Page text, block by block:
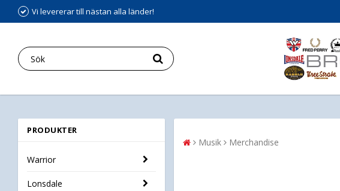
Vi levererar till nästan alla länder!
PRODUKTER
Warrior
Lonsdale
Musik Merchandise